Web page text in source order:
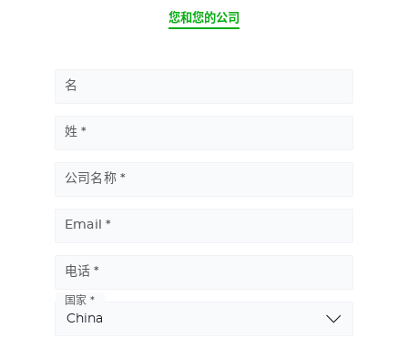
CURRENT
您和您的公司
名
姓
公司名称
Email
电话
Basic
Address
国家